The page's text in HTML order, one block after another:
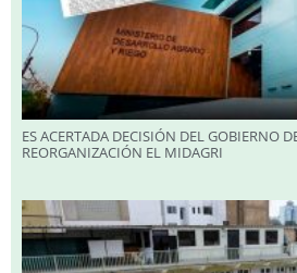
ES ACERTADA DECISIÓN DEL GOBIERNO
REORGANIZACIÓN EL MIDAGRI